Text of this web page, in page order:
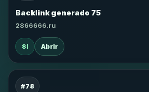
Backlink generado 75
2866666.ru
SI Abrir
#78